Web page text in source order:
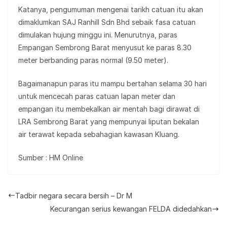
Katanya, pengumuman mengenai tarikh catuan itu akan
dimaklumkan SAJ Ranhill Sdn Bhd sebaik fasa catuan
dimulakan hujung minggu ini. Menurutnya, paras
Empangan Sembrong Barat menyusut ke paras 8.30
meter berbanding paras normal (9.50 meter).
Bagaimanapun paras itu mampu bertahan selama 30 hari
untuk mencecah paras catuan lapan meter dan
empangan itu membekalkan air mentah bagi dirawat di
LRA Sembrong Barat yang mempunyai liputan bekalan
air terawat kepada sebahagian kawasan Kluang.
Sumber : HM Online
Tadbir negara secara bersih – Dr M
Kecurangan serius kewangan FELDA didedahkan